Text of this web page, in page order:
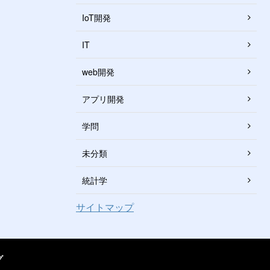
IoT開発
IT
web開発
アプリ開発
学問
未分類
統計学
サイトマップ